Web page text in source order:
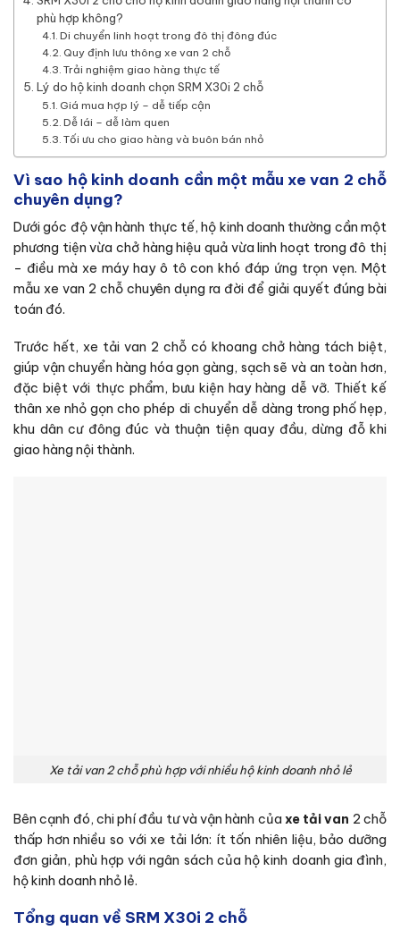
phù hợp không?
Di chuyển linh hoạt trong đô thị đông đúc
Quy định lưu thông xe van 2 chỗ
Trải nghiệm giao hàng thực tế
Lý do hộ kinh doanh chọn SRM X30i 2 chỗ
Giá mua hợp lý – dễ tiếp cận
Dễ lái – dễ làm quen
Tối ưu cho giao hàng và buôn bán nhỏ
Vì sao hộ kinh doanh cần một mẫu xe van 2 chỗ
chuyên dụng?
Dưới góc độ vận hành thực tế, hộ kinh doanh thường cần một
phương tiện vừa chở hàng hiệu quả vừa linh hoạt trong đô thị
– điều mà xe máy hay ô tô con khó đáp ứng trọn vẹn. Một
mẫu xe van 2 chỗ chuyên dụng ra đời để giải quyết đúng bài
toán đó.
Trước hết, xe tải van 2 chỗ có khoang chở hàng tách biệt,
giúp vận chuyển hàng hóa gọn gàng, sạch sẽ và an toàn hơn,
đặc biệt với thực phẩm, bưu kiện hay hàng dễ vỡ. Thiết kế
thân xe nhỏ gọn cho phép di chuyển dễ dàng trong phố hẹp,
khu dân cư đông đúc và thuận tiện quay đầu, dừng đỗ khi
giao hàng nội thành.
Xe tải van 2 chỗ phù hợp với nhiều hộ kinh doanh nhỏ lẻ
Bên cạnh đó, chi phí đầu tư và vận hành của xe tải van 2 chỗ
thấp hơn nhiều so với xe tải lớn: ít tốn nhiên liệu, bảo dưỡng
đơn giản, phù hợp với ngân sách của hộ kinh doanh gia đình,
hộ kinh doanh nhỏ lẻ.
Tổng quan về SRM X30i 2 chỗ